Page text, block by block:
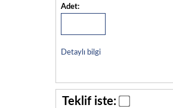
Adet:
Detaylı bilgi
Teklif iste: